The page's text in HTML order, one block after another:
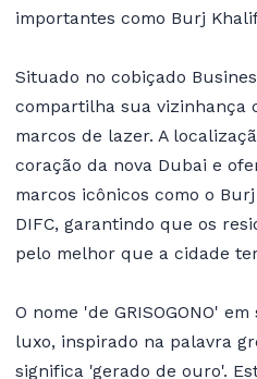
importantes como Burj
Situado no cobiçado
compartilha sua vizinhança
marcos de lazer. A
coração da nova Dubai e
marcos icônicos como o
DIFC, garantindo que os
pelo melhor que a cidade
O nome 'de GRISOGONO'
luxo, inspirado na palavra
significa 'gerado de ouro'.